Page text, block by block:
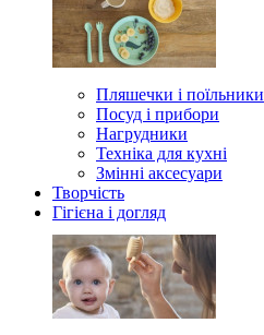
Пляшечки і поїльники
Посуд і прибори
Нагрудники
Техніка для кухні
Змінні аксесуари
Творчість
Гігієна і догляд